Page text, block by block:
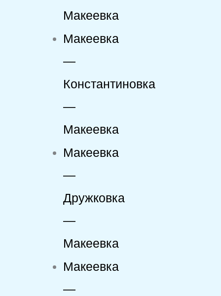
Макеевка
Макеевка
—
Константиновка
—
Макеевка
Макеевка
—
Дружковка
—
Макеевка
Макеевка
—